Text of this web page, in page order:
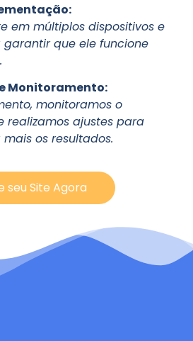
em múltiplos dispositivos e
garantir que ele funcione
Monitoramento:
monitoramos o
realizamos ajustes para
os resultados.
seu Site Agora